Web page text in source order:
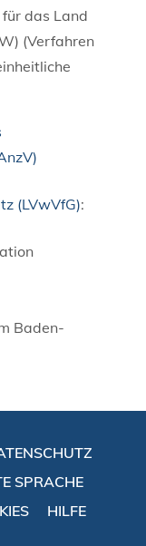
das Land
(Verfahren
(LVwVfG):
Baden-
SPRACHE
HILFE